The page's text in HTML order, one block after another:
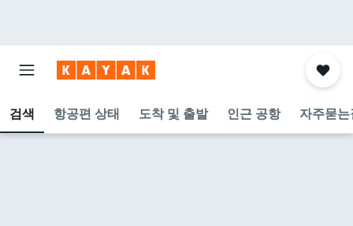
검색 항공편 상태 도착 및 출발 인근 공항 자주묻